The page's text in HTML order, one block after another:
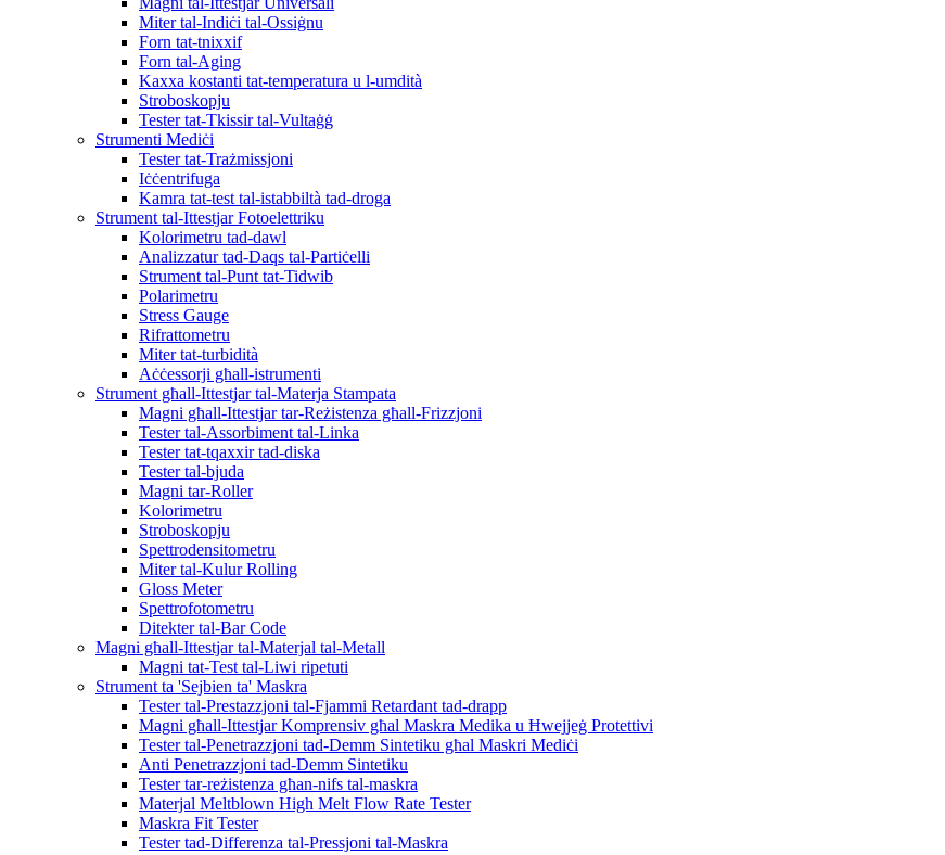
Miter tal-Indiċi tal-Ossiġnu
Forn tat-tnixxif
Forn tal-Aging
Kaxxa kostanti tat-temperatura u l-umdità
Stroboskopju
Tester tat-Tkissir tal-Vultaġġ
Strumenti Mediċi
Tester tat-Trażmissjoni
Iċċentrifuga
Kamra tat-test tal-istabbiltà tad-droga
Strument tal-Ittestjar Fotoelettriku
Kolorimetru tad-dawl
Analizzatur tad-Daqs tal-Partiċelli
Strument tal-Punt tat-Tidwib
Polarimetru
Stress Gauge
Rifrattometru
Miter tat-turbidità
Aċċessorji għall-istrumenti
Strument għall-Ittestjar tal-Materja Stampata
Magni għall-Ittestjar tar-Reżistenza għall-Frizzjoni
Tester tal-Assorbiment tal-Linka
Tester tat-tqaxxir tad-diska
Tester tal-bjuda
Magni tar-Roller
Kolorimetru
Stroboskopju
Spettrodensitometru
Miter tal-Kulur Rolling
Gloss Meter
Spettrofotometru
Ditekter tal-Bar Code
Magni għall-Ittestjar tal-Materjal tal-Metall
Magni tat-Test tal-Liwi ripetuti
Strument ta 'Sejbien ta' Maskra
Tester tal-Prestazzjoni tal-Fjammi Retardant tad-drapp
Magni għall-Ittestjar Komprensiv għal Maskra Medika u Ħwejjeġ Protettivi
Tester tal-Penetrazzjoni tad-Demm Sintetiku għal Maskri Mediċi
Anti Penetrazzjoni tad-Demm Sintetiku
Tester tar-reżistenza għan-nifs tal-maskra
Materjal Meltblown High Melt Flow Rate Tester
Maskra Fit Tester
Tester tad-Differenza tal-Pressjoni tal-Maskra